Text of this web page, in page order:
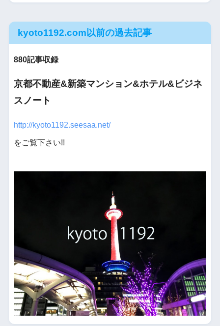
kyoto1192.com以前の過去記事
880記事収録
京都不動産&新築マンション&ホテル&ビジネ
スノート
http://kyoto1192.seesaa.net/
をご覧下さい!!